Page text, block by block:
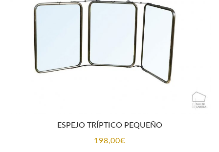
ESPEJO TRÍPTICO PEQUEÑO
198,00€